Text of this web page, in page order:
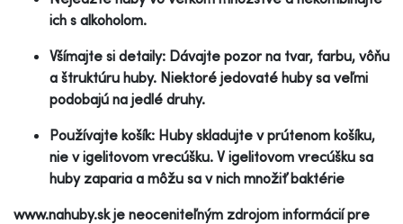
ich s alkoholom.
Všímajte si detaily: Dávajte pozor na tvar, farbu, vôňu
a štruktúru huby. Niektoré jedovaté huby sa veľmi
podobajú na jedlé druhy.
Používajte košík: Huby skladujte v prútenom košíku,
nie v igelitovom vrecúšku. V igelitovom vrecúšku sa
huby zaparia a môžu sa v nich množiť baktérie
www.nahuby.sk je neoceniteľným zdrojom informácií pre